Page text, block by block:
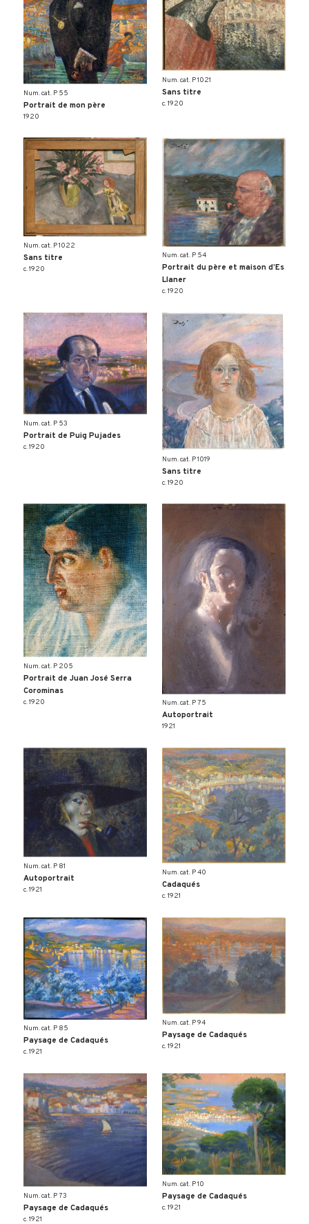
Num. cat. P 55
Portrait de mon père
1920
Num. cat. P 1021
Sans titre
c. 1920
Num. cat. P 1022
Sans titre
c. 1920
Num. cat. P 54
Portrait du père et maison d’Es
Llaner
c. 1920
Num. cat. P 53
Portrait de Puig Pujades
c. 1920
Num. cat. P 1019
Sans titre
c. 1920
Num. cat. P 205
Portrait de Juan José Serra
Corominas
c. 1920 Num. cat. P 75
Autoportrait
1921
Num. cat. P 81
Autoportrait
c. 1921
Num. cat. P 40
Cadaqués
c. 1921
Num. cat. P 85
Paysage de Cadaqués
c. 1921
Num. cat. P 94
Paysage de Cadaqués
c. 1921
Num. cat. P 73
Paysage de Cadaqués
c. 1921
Num. cat. P 10
Paysage de Cadaqués
c. 1921